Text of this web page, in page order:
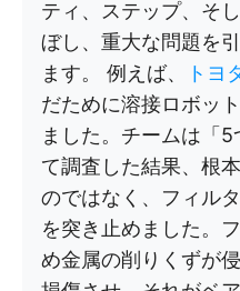
ティ、ステップ、そ
ぼし、重大な問題を
ます。 例えば、
トヨ
だために溶接ロボッ
ました。チームは「
て調査した結果、根
のではなく、フィル
を突き止めました。
め金属の削りくずが